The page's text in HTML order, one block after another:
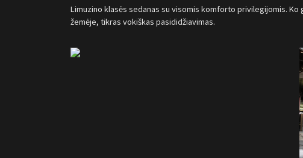
Limuzino klasės sedanas su visomis komforto privilegijomis.
žemėje, tikras vokiškas pasididžiavimas.